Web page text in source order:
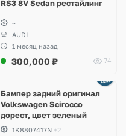
RS3 8V Sedan рестайлинг
~
AUDI
1 месяц назад
300,000 ₽ 74
Бампер задний оригинал
Volkswagen Scirocco
дорест, цвет зеленый
1K8807417N +2